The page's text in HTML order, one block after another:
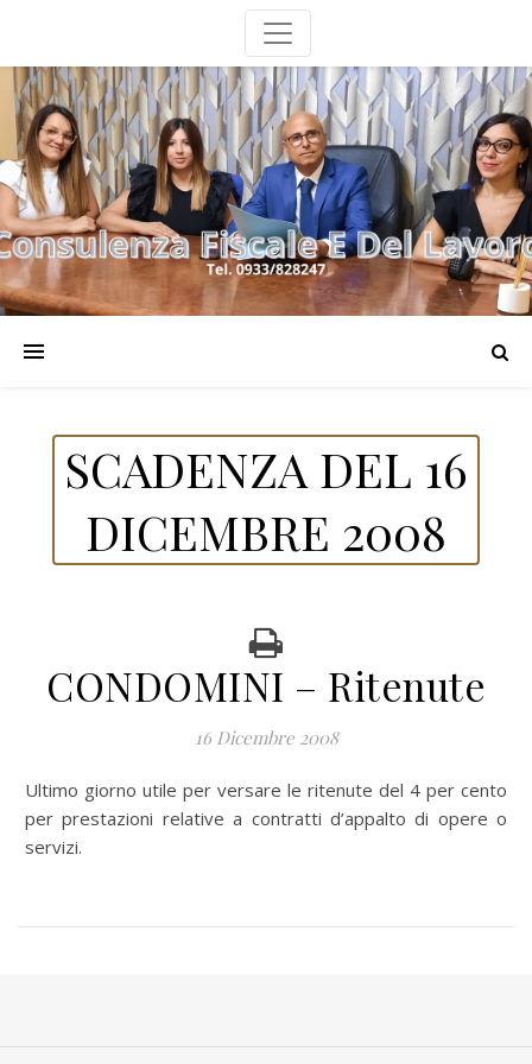
SCADENZA DEL 16
DICEMBRE 2008
CONDOMINI – Ritenute
16 Dicembre 2008
Ultimo giorno utile per versare le ritenute del 4 per cento
per prestazioni relative a contratti d’appalto di opere o
servizi.